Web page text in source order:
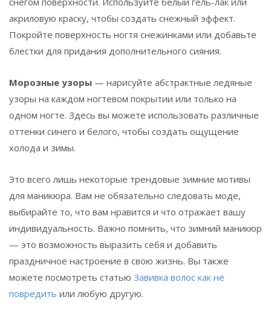
акриловую краску, чтобы создать снежный эффект.
Покройте поверхность ногтя снежинками или добавьте
блестки для придания дополнительного сияния.
Морозные узоры — нарисуйте абстрактные ледяные
узоры на каждом ногтевом покрытии или только на
одном ногте. Здесь вы можете использовать различные
оттенки синего и белого, чтобы создать ощущение
холода и зимы.
Это всего лишь некоторые трендовые зимние мотивы
для маникюра. Вам не обязательно следовать моде,
выбирайте то, что вам нравится и что отражает вашу
индивидуальность. Важно помнить, что зимний маникюр
— это возможность выразить себя и добавить
праздничное настроение в свою жизнь. Вы также
можете посмотреть статью Завивка волос как не
повредить или любую другую.